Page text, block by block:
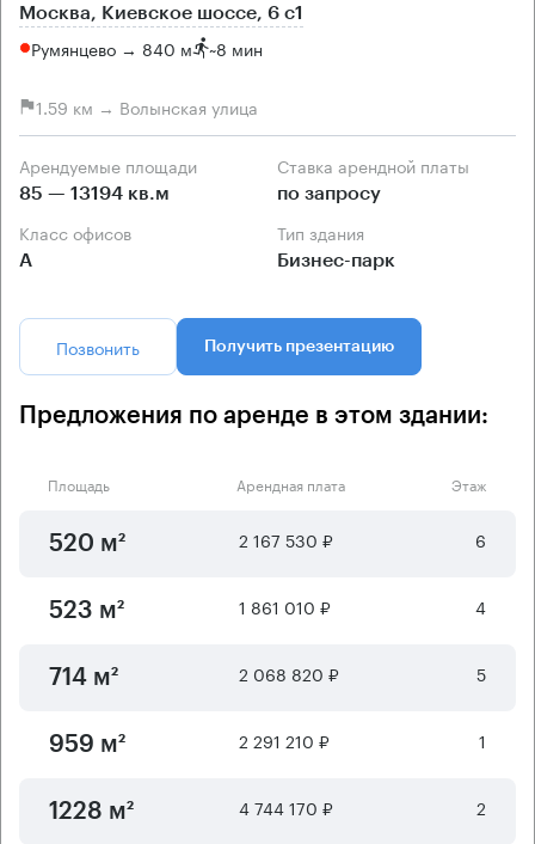
Москва, Киевское шоссе, 6 с1
Румянцево → 840 м ~8 мин
1.59 км → Волынская улица
Арендуемые площади
85 — 13194 кв.м
Ставка арендной платы
по запросу
Класс офисов
А
Тип здания
Бизнес-парк
Позвонить Получить презентацию
Предложения по аренде в этом здании:
Площадь Арендная плата Этаж
520 м² 2 167 530 ₽ 6
523 м² 1 861 010 ₽ 4
714 м² 2 068 820 ₽ 5
959 м² 2 291 210 ₽ 1
1228 м² 4 744 170 ₽ 2